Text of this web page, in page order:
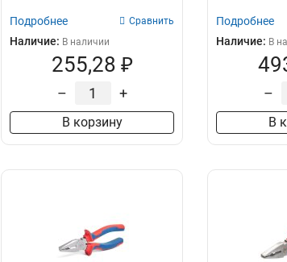
Подробнее Сравнить
Наличие: В наличии
255,28 ₽
– +
В корзину
Подробнее
Наличие: В
–
В